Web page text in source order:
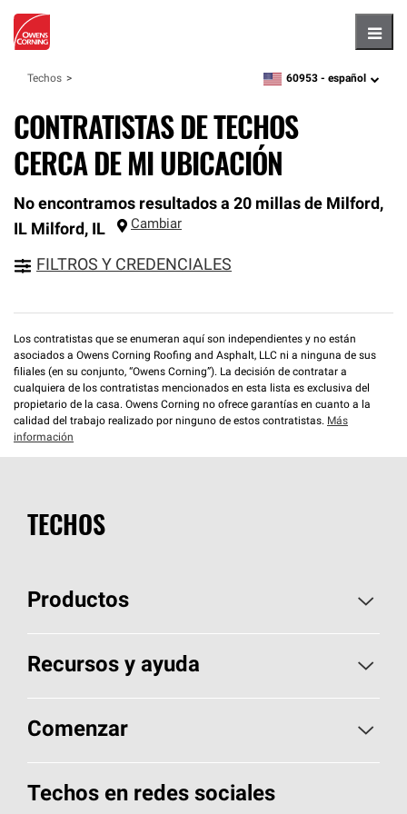
Techos zipcode,language
60953 - español
CONTRATISTAS DE TECHOS
CERCA DE MI UBICACIÓN
No encontramos resultados a 20 millas de Milford,
IL Milford, IL Cambiar
FILTROS Y CREDENCIALES
Los contratistas que se enumeran aquí son independientes y no están
asociados a Owens Corning Roofing and Asphalt, LLC ni a ninguna de sus
filiales (en su conjunto, “Owens Corning”). La decisión de contratar a
cualquiera de los contratistas mencionados en esta lista es exclusiva del
propietario de la casa. Owens Corning no ofrece garantías en cuanto a la
calidad del trabajo realizado por ninguno de estos contratistas. Más
información
TECHOS
Productos
Elija sus tejas
Encuentre un contratista
Componentes para techos
Recursos y ayuda
Aspectos básicos sobre techos
Herramientas de diseño y color
Comenzar
Llame al 1-800-GET-PINK®
Techos en redes sociales